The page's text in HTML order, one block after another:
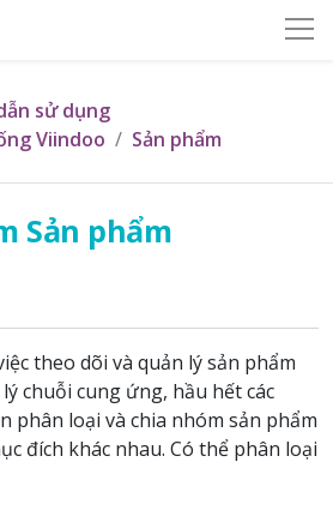
sử dụng
Viindoo
Sản phẩm
Sản phẩm
theo dõi và quản lý sản phẩm
chuỗi cung ứng, hầu hết các
phân loại và chia nhóm sản phẩm
đích khác nhau. Có thể phân loại